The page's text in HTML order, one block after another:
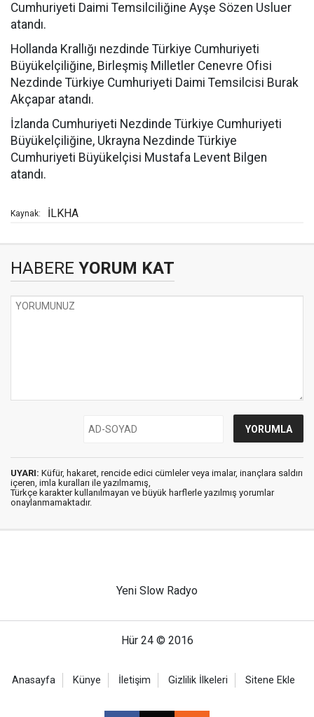
Cumhuriyeti Daimi Temsilciliğine Ayşe Sözen Usluer
atandı.
Hollanda Krallığı nezdinde Türkiye Cumhuriyeti
Büyükelçiliğine, Birleşmiş Milletler Cenevre Ofisi
Nezdinde Türkiye Cumhuriyeti Daimi Temsilcisi Burak
Akçapar atandı.
İzlanda Cumhuriyeti Nezdinde Türkiye Cumhuriyeti
Büyükelçiliğine, Ukrayna Nezdinde Türkiye
Cumhuriyeti Büyükelçisi Mustafa Levent Bilgen
atandı.
Kaynak: İLKHA
HABERE YORUM KAT
UYARI: Küfür, hakaret, rencide edici cümleler veya imalar, inançlara saldırı
içeren, imla kuralları ile yazılmamış,
Türkçe karakter kullanılmayan ve büyük harflerle yazılmış yorumlar
onaylanmamaktadır.
Yeni Slow Radyo
Hür 24 © 2016
Anasayfa Künye İletişim Gizlilik İlkeleri Sitene Ekle